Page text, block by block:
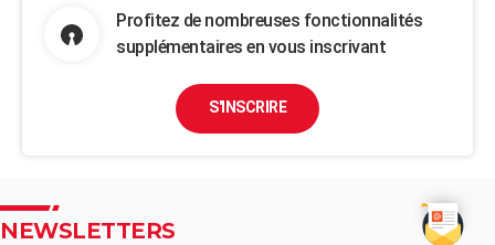
Profitez de nombreuses fonctionnalités
supplémentaires en vous inscrivant
S'INSCRIRE
NEWSLETTERS